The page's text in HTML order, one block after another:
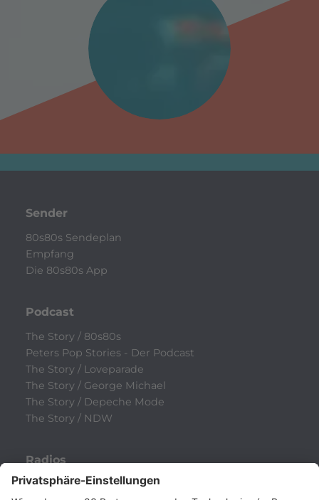
Sender
80s80s Sendeplan
Empfang
Die 80s80s App
Podcast
The Story / 80s80s
Peters Pop Stories - Der Podcast
The Story / Loveparade
The Story / George Michael
The Story / Depeche Mode
The Story / NDW
Radios
80s80s